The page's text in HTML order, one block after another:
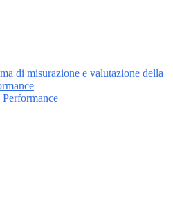
di misurazione e valutazione della